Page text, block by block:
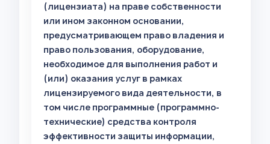
(лицензиата) на праве собственности
или ином законном основании,
предусматривающем право владения и
право пользования, оборудование,
необходимое для выполнения работ и
(или) оказания услуг в рамках
лицензируемого вида деятельности, в
том числе программные (программно-
технические) средства контроля
эффективности защиты информации,